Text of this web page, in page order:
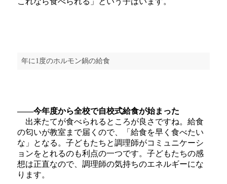
年に1度のホルモン鍋の給食
――今年度から全校で自校式給食が始まった
出来たてが食べられるところが良さですね。給食
の匂いが教室まで届くので、「給食を早く食べたい
な」となる。子どもたちと調理師がコミュニケーシ
ョンをとれるのも利点の一つです。子どもたちの感
想は正直なので、調理師の気持ちのエネルギーにな
ります。